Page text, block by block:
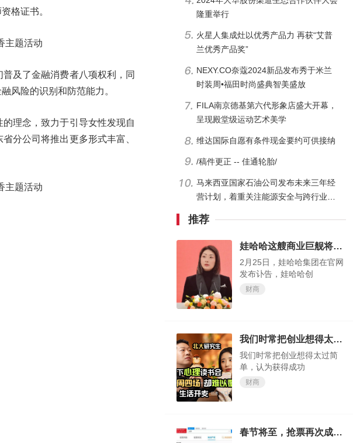
格证书。
及了金融消费者八项权利，同
风险的识别和防范能力。
理念，致力于引导女性发现自
分公司将推出更多形式丰富、
隆重举行
火星人集成灶以优秀产品力 再获“艾普
兰优秀产品奖”
NEXY.CO奈蔻2024新品发布秀于米兰
时装周•福田时尚盛典智美盛放
FILA南京德基第六代形象店盛大开幕，
呈现殿堂级运动艺术美学
维达国际自愿有条件现金要约可供接纳
/稿件更正 -- 佳通轮胎/
马来西亚国家石油公司发布未来三年经
营计划，着重关注能源安全与跨行业合
推荐
娃哈哈这艘商业巨舰将驶向何方，我们试目以待
2月25日，娃哈哈集团在官网
发布讣告，娃哈哈创
财商
我们时常把创业想得太过简单，认为获得成功轻而易举
我们时常把创业想得太过简
单，认为获得成功
财商
春节将至，抢票再次成为广大网友关注的热门话题